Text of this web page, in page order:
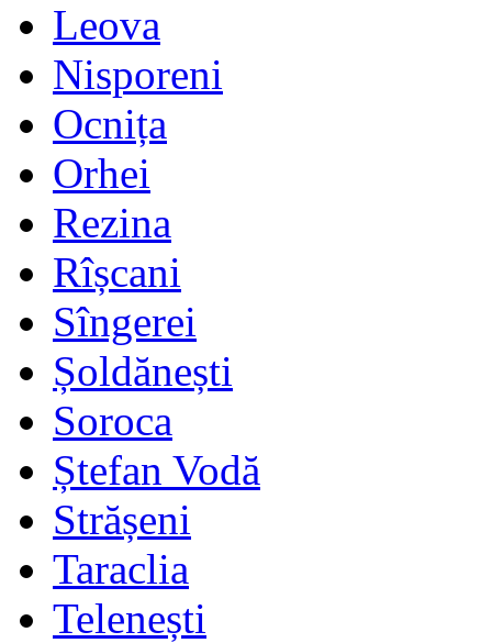
Leova
Nisporeni
Ocnița
Orhei
Rezina
Rîșcani
Sîngerei
Șoldănești
Soroca
Ștefan Vodă
Strășeni
Taraclia
Telenești